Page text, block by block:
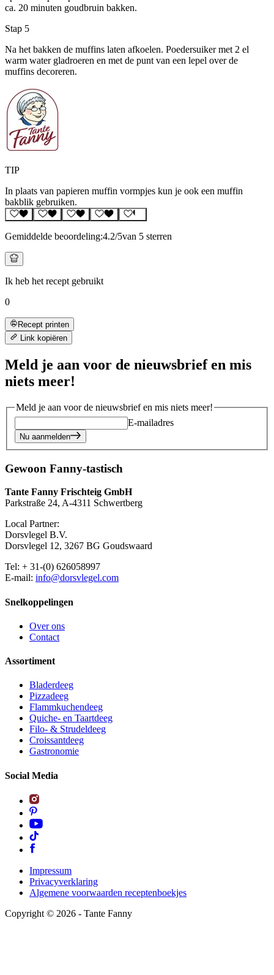
ca. 20 minuten goudbruin bakken.
Stap 5
Na het bakken de muffins laten afkoelen. Poedersuiker met 2 el
warm water gladroeren en met de punt van een lepel over de
muffins decoreren.
TIP
In plaats van papieren muffin vormpjes kun je ook een muffin
bakblik gebruiken.
Gemiddelde beoordeling:4.2/5van 5 sterren
Ik heb het recept gebruikt
0
Recept printen
Link kopiëren
Meld je aan voor de nieuwsbrief en mis
niets meer!
Meld je aan voor de nieuwsbrief en mis niets meer!
E-mailadres
Nu aanmelden
Gewoon Fanny-tastisch
Tante Fanny Frischteig GmbH
Parkstraße 24, A-4311 Schwertberg
Local Partner:
Dorsvlegel B.V.
Dorsvlegel 12, 3267 BG Goudswaard
Tel: + 31-(0) 626058997
E-mail: info@dorsvlegel.com
Snelkoppelingen
Over ons
Contact
Assortiment
Bladerdeeg
Pizzadeeg
Flammkuchendeeg
Quiche- en Taartdeeg
Filo- & Strudeldeeg
Croissantdeeg
Gastronomie
Social Media
Impressum
Privacyverklaring
Algemene voorwaarden receptenboekjes
Copyright © 2026 - Tante Fanny